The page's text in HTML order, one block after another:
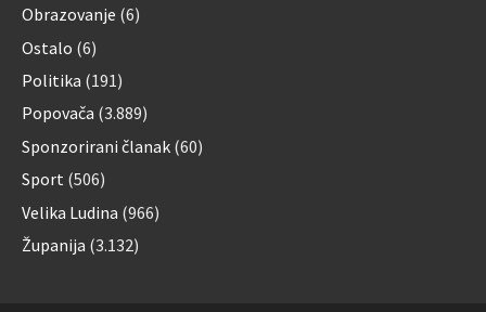
Obrazovanje (6)
Ostalo (6)
Politika (191)
Popovača (3.889)
Sponzorirani članak (60)
Sport (506)
Velika Ludina (966)
Županija (3.132)